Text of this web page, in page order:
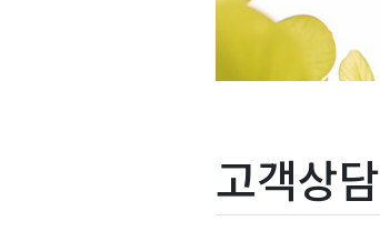
고객상담